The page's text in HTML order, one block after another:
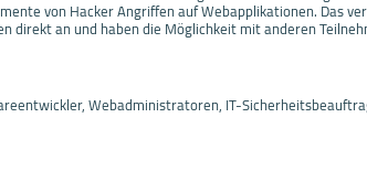
von Hacker Angriffen auf Webapplikationen. Das
direkt an und haben die Möglichkeit mit anderen
Webadministratoren, IT-